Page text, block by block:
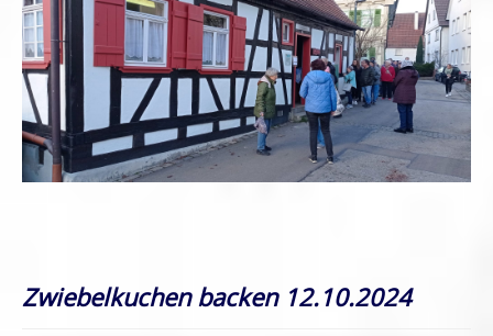
Zwiebelkuchen backen 12.10.2024